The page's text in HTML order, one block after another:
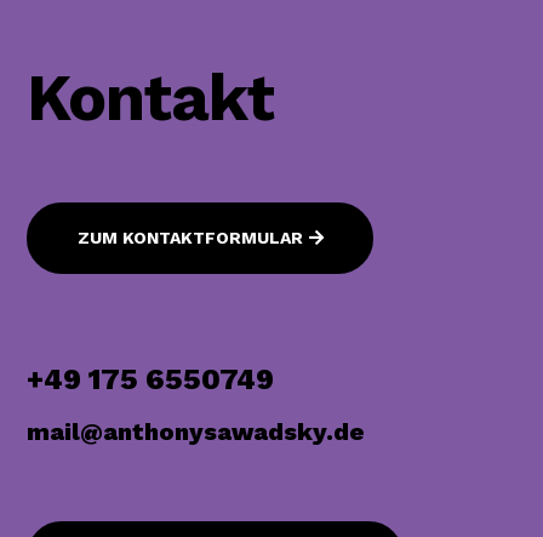
Kontakt
ZUM KONTAKTFORMULAR
+49 175 6550749
mail@anthonysawadsky.de